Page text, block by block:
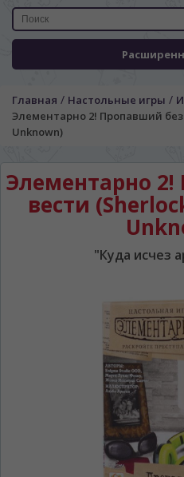
Главная / Настольные игры /
Элементарно 2! Пропавший
Unknown)
Элементарно
вести
"Куда исчез